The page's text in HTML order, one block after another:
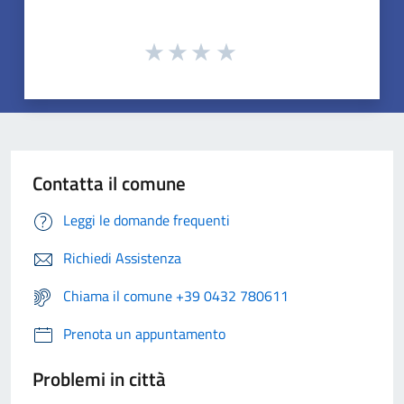
Contatta il comune
Leggi le domande frequenti
Richiedi Assistenza
Chiama il comune +39 0432 780611
Prenota un appuntamento
Problemi in città